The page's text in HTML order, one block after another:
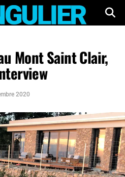
Mont Saint Clair,
2020